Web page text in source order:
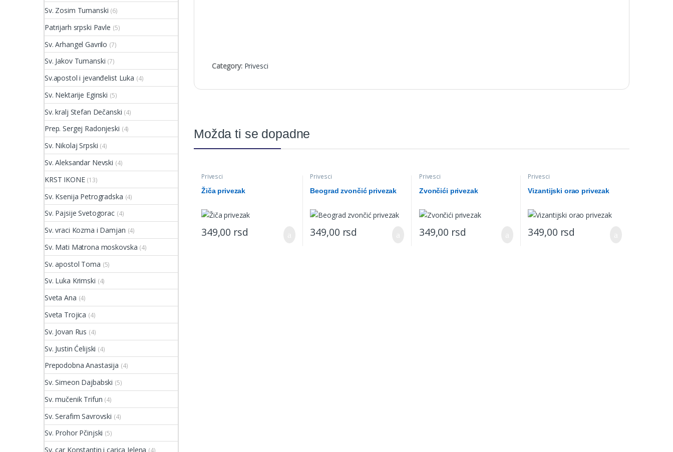
Category: Privesci
Možda ti se dopadne
Privesci
Žiča privezak
349,00 rsd
Privesci
Beograd zvončić privezak
349,00 rsd
Privesci
Zvončići privezak
349,00 rsd
Privesci
Vizantijski orao privezak
349,00 rsd
Sv. Zosim Tumanski (6)
Patrijarh srpski Pavle (5)
Sv. Arhangel Gavrilo (7)
Sv. Jakov Tumanski (7)
Sv.apostol i jevanđelist Luka (4)
Sv. Nektarije Eginski (5)
Sv. kralj Stefan Dečanski (4)
Prep. Sergej Radonjeski (4)
Sv. Nikolaj Srpski (4)
Sv. Aleksandar Nevski (4)
KRST IKONE (13)
Sv. Ksenija Petrogradska (4)
Sv. Pajsije Svetogorac (4)
Sv. vraci Kozma i Damjan (4)
Sv. Mati Matrona moskovska (4)
Sv. apostol Toma (5)
Sv. Luka Krimski (4)
Sveta Ana (4)
Sveta Trojica (4)
Sv. Jovan Rus (4)
Sv. Justin Ćelijski (4)
Prepodobna Anastasija (4)
Sv. Simeon Dajbabski (5)
Sv. mučenik Trifun (4)
Sv. Serafim Savrovski (4)
Sv. Prohor Pčinjski (5)
Sv. car Konstantin i carica Jelena